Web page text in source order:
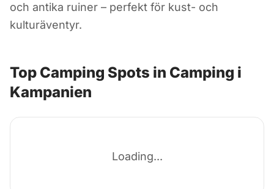
Italien
och antika ruiner – perfekt för kust- och
kulturäventyr.
Top Camping Spots in Camping i
Kampanien
Loading...